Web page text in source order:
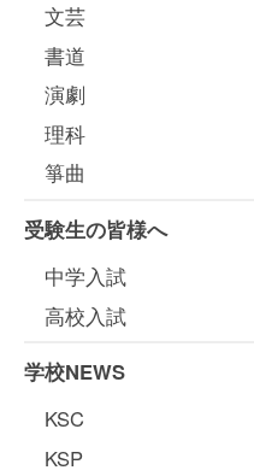
文芸
書道
演劇
理科
箏曲
受験生の皆様へ
中学入試
高校入試
学校NEWS
KSC
KSP